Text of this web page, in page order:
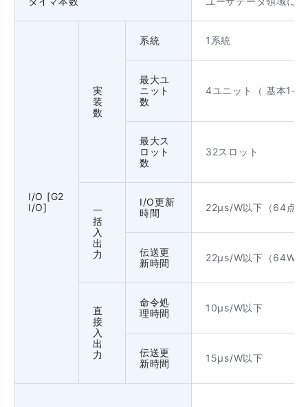
I/O [G2
I/O]
実
装
数
系統 1系統
最大ユ
ニット
数
4ユニット（ 基本1+
最大ス
ロット
数
32スロット
一
括
入
出
力
I/O更新
時間
22μs/W以下（64点
伝送更
新時間
22μs/W以下（64W連
直
接
入
出
力
命令処
理時間
10μs/W以下
伝送更
新時間
15μs/W以下